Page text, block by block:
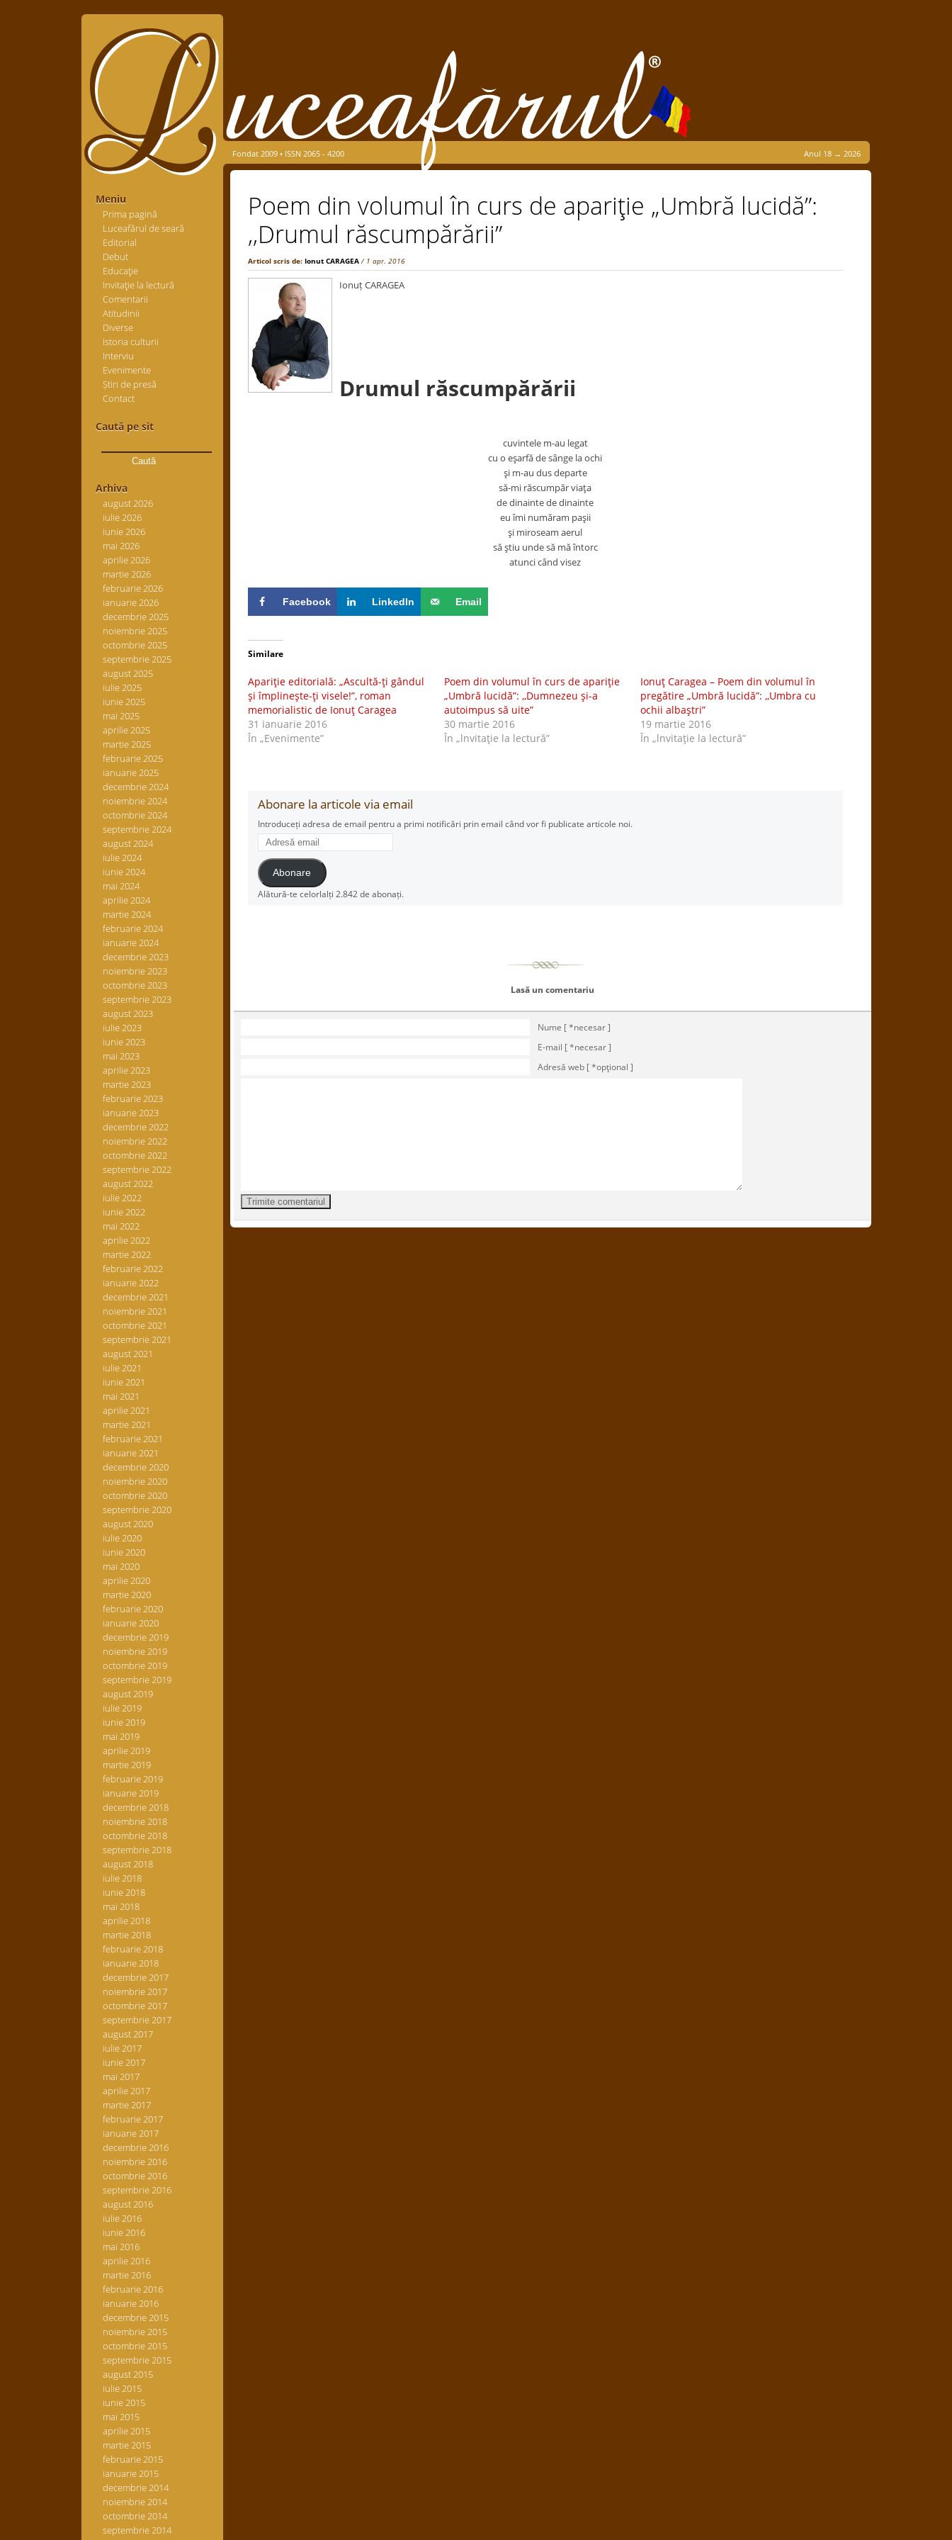
Meniu
Prima pagină
Luceafărul de seară
Editorial
Debut
Educaţie
Invitaţie la lectură
Comentarii
Atitudinii
Diverse
Istoria culturii
Interviu
Evenimente
Știri de presă
Contact
Caută pe sit
după:
Arhiva
august 2026
iulie 2026
iunie 2026
mai 2026
aprilie 2026
martie 2026
februarie 2026
ianuarie 2026
decembrie 2025
noiembrie 2025
octombrie 2025
septembrie 2025
august 2025
iulie 2025
iunie 2025
mai 2025
aprilie 2025
martie 2025
februarie 2025
ianuarie 2025
decembrie 2024
noiembrie 2024
octombrie 2024
septembrie 2024
august 2024
iulie 2024
iunie 2024
mai 2024
aprilie 2024
martie 2024
februarie 2024
ianuarie 2024
decembrie 2023
noiembrie 2023
octombrie 2023
septembrie 2023
august 2023
iulie 2023
iunie 2023
mai 2023
aprilie 2023
martie 2023
februarie 2023
ianuarie 2023
decembrie 2022
noiembrie 2022
octombrie 2022
septembrie 2022
august 2022
iulie 2022
iunie 2022
mai 2022
aprilie 2022
martie 2022
februarie 2022
ianuarie 2022
decembrie 2021
noiembrie 2021
octombrie 2021
septembrie 2021
august 2021
iulie 2021
iunie 2021
mai 2021
aprilie 2021
martie 2021
februarie 2021
ianuarie 2021
decembrie 2020
noiembrie 2020
octombrie 2020
septembrie 2020
august 2020
iulie 2020
iunie 2020
mai 2020
aprilie 2020
martie 2020
februarie 2020
ianuarie 2020
decembrie 2019
noiembrie 2019
octombrie 2019
septembrie 2019
august 2019
iulie 2019
iunie 2019
mai 2019
aprilie 2019
martie 2019
februarie 2019
ianuarie 2019
decembrie 2018
noiembrie 2018
octombrie 2018
septembrie 2018
august 2018
iulie 2018
iunie 2018
mai 2018
aprilie 2018
martie 2018
februarie 2018
ianuarie 2018
decembrie 2017
noiembrie 2017
octombrie 2017
septembrie 2017
august 2017
iulie 2017
iunie 2017
mai 2017
aprilie 2017
martie 2017
februarie 2017
ianuarie 2017
decembrie 2016
noiembrie 2016
octombrie 2016
septembrie 2016
august 2016
iulie 2016
iunie 2016
mai 2016
aprilie 2016
martie 2016
februarie 2016
ianuarie 2016
decembrie 2015
noiembrie 2015
octombrie 2015
septembrie 2015
august 2015
iulie 2015
iunie 2015
mai 2015
aprilie 2015
martie 2015
februarie 2015
ianuarie 2015
decembrie 2014
noiembrie 2014
octombrie 2014
septembrie 2014
Fondat 2009 • ISSN 2065 - 4200 Anul 18 → 2026
Poem din volumul în curs de apariţie „Umbră lucidă”:
,,Drumul răscumpărării”
Articol scris de: Ionut CARAGEA / 1 apr. 2016
Ionuț CARAGEA
Drumul răscumpărării
cuvintele m-au legat
cu o eşarfă de sânge la ochi
şi m-au dus departe
să-mi răscumpăr viaţa
de dinainte de dinainte
eu îmi număram paşii
şi miroseam aerul
să ştiu unde să mă întorc
atunci când visez
Facebook LinkedIn Email
Similare
Apariţie editorială: „Ascultă-ţi gândul
şi împlineşte-ţi visele!”, roman
memorialistic de Ionuţ Caragea
31 ianuarie 2016
În „Evenimente”
Poem din volumul în curs de apariţie
„Umbră lucidă”: ,,Dumnezeu şi-a
autoimpus să uite”
30 martie 2016
În „lnvitaţie la lectură”
Ionuţ Caragea – Poem din volumul în
pregătire „Umbră lucidă”: ,,Umbra cu
ochii albaştri”
19 martie 2016
În „lnvitaţie la lectură”
Abonare la articole via email
Introduceți adresa de email pentru a primi notificări prin email când vor fi publicate articole noi.
Adresă
email
Abonare
Alătură-te celorlalți 2.842 de abonați.
Lasă un comentariu
Nume [ *necesar ]
E-mail [ *necesar ]
Adresă web [ *opţional ]